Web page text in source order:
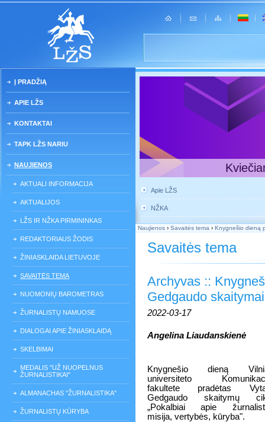
Į PRADŽIĄ
APIE LŽS
KONTAKTAI
TAPK LŽS NARIU
NAUJIENOS
AKTUALI INFORMACIJA
AKTUALIJOS
LŽS IR NŽKA PIRMININKAS
REDAKTORIAUS ŽODIS
ŽINIASKLAIDA LIETUVOJE
SAVAITĖS TEMA
NUOMONIŲ BAROMETRAS
ŽURNALISTŲ NAMUOSE
DIALOGAI APIE ŽINIASKLAIDĄ
SKELBIMAI
MEDALIS "UŽ NUOPELNUS
ŽURNALISTIKAI"
ALMANACHAS "ŽURNALISTIKA"
ŽURNALISTŲ KŪRYBA
Apie LŽS
NŽKA
Naujienos › Savaitės tema › Knygnešio dieną
Savaitės tema
Archyvas ::
Gedgaudo
2022-03-17
Angelina Liaudanskienė
Knygnešio dieną
universiteto
fakultete pradėtas
Gedgaudo skaitymų
„Pokalbiai apie
misija, vertybės, kūryba".